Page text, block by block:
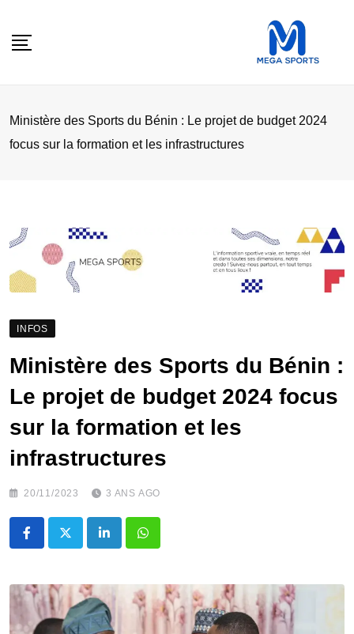
Ministère des Sports du Bénin : Le projet de budget 2024
focus sur la formation et les infrastructures
INFOS
Ministère des Sports du Bénin :
Le projet de budget 2024 focus
sur la formation et les
infrastructures
20/11/2023 3 ANS AGO
LinkedInWhatsapp